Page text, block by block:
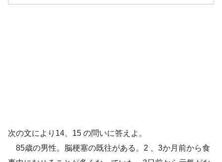
次の文により14、15 の問いに答えよ。
85歳の男性。脳梗塞の既往がある。2 、3か月前から食